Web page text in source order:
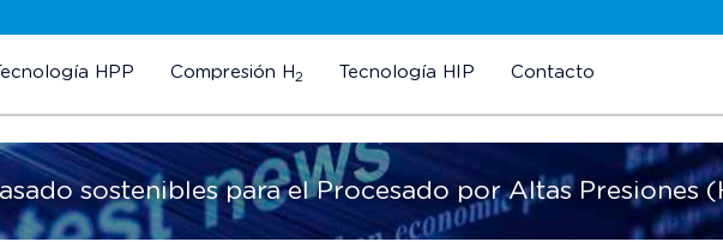
HPP Compresión H2 Tecnología HIP Contacto
sostenibles para el Procesado por Altas Presiones